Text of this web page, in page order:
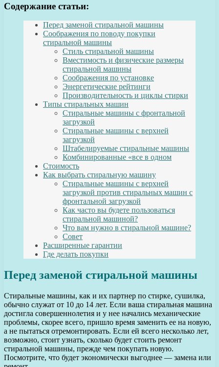
Содержание статьи:
Перед заменой стиральной машины
Соображения по поводу покупки
стиральной машины
Стиль стиральной машины
Вместимость и физические размеры
стиральной машины
Соображения по установке
Энергетические рейтинги
Производительность и циклы стирки
Типы стиральных машин
Стиральные машины с фронтальной
загрузкой
Стиральные машины с верхней
загрузкой
Штабелируемые стиральные машины
Комбинированные «все в одном
Стоимость
Как выбрать стиральную машину
Стиральные машины с верхней
загрузкой против стиральных машин с
фронтальной загрузкой
Как часто вы будете пользоваться
стиральной машиной?
Что вам нужно в стиральной машине?
Совет
Расширенные гарантии
Где делать покупки
Перед заменой стиральной машины
Стиральные машины, как и их партнер по стирке, сушилка,
обычно служат от 10 до 14 лет. Если ваша стиральная машина
достигла совершеннолетия и у нее начались механические
проблемы, скорее всего, пришло время заменить ее на новую,
а не пытаться отремонтировать. Если ей всего несколько лет,
возможно, стоит узнать, сколько будет стоить ремонт
стиральной машины, прежде чем покупать новую.
Посмотрите, что будет экономически выгоднее — замена или